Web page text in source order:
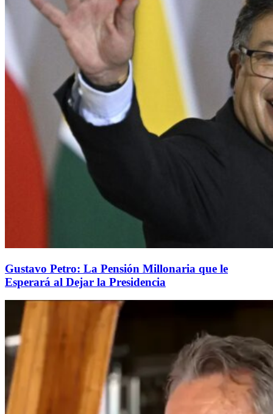
Gustavo Petro: La Pensión Millonaria que le
Esperará al Dejar la Presidencia